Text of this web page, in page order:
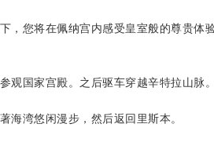
，您将在佩纳宫内感受皇室般的尊贵体
观国家宫殿。之后驱车穿越辛特拉山脉
海湾悠闲漫步，然后返回里斯本。